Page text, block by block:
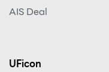
AIS Deal
UFicon